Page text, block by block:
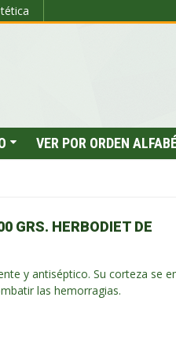
VER POR ORDEN
GRS. HERBODIET DE
y antiséptico. Su corteza se
las hemorragias.